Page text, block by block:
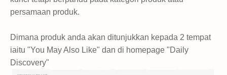
persamaan produk.
Dimana produk anda akan ditunjukkan kepada 2 tempat
iaitu "You May Also Like" dan di homepage "Daily
Discovery"